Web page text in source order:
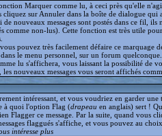
Marquer comme lu, à ceci près qu'elle
cliquez sur Annuler dans la boîte de dialogue qui
nouveaux messages sont postés dans ce fil, ils
comme non-lus). Cette fonction est très utile
pouvez très facilement défaire ce marquage
dans le menu personnel, sur un forum
lu s'affichera, vous laissant la possibilité de
nouveaux messages vous seront affichés
intéressant, et vous voudriez en garder une
à quoi l'option Flag (drapeau en anglais) sert !
Flagger ce message. Par la suite, quand vous
flaggués s'affiche, et vous pouvez au
intéresse plus